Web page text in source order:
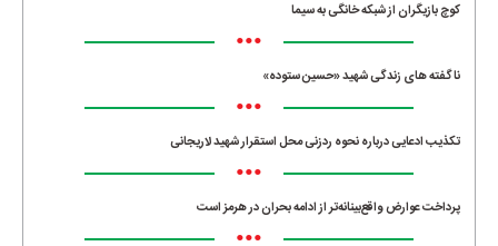
کوچ بازیگران از شبکه خانگی به سیما
•••
ناگفته های زندگی شهید «حسین ستوده»
•••
تکذیب ادعایی درباره نحوه ردزنی محل استقرار شهید لاریجانی
•••
پرداخت عوارض واقع‌بینانه‌تر از ادامه بحران در هرمز است